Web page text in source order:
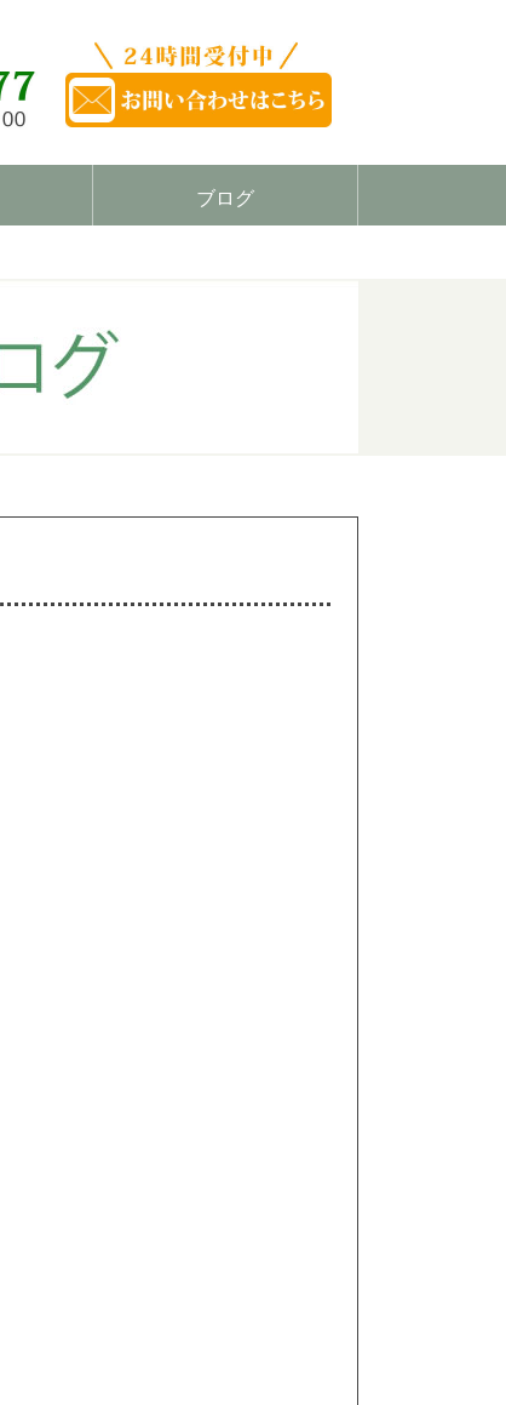
ブログ